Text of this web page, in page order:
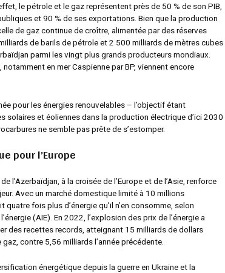
le pétrole et le gaz représentent près de 50 % de son PIB,
et 90 % de ses exportations. Bien que la production
de gaz continue de croître, alimentée par des réserves
de barils de pétrole et 2 500 milliards de mètres cubes
parmi les vingt plus grands producteurs mondiaux.
en mer Caspienne par BP, viennent encore
pour les énergies renouvelables – l’objectif étant
solaires et éoliennes dans la production électrique d’ici 2030
ne semble pas prête de s’estomper.
pour l’Europe
l’Azerbaïdjan, à la croisée de l’Europe et de l’Asie, renforce
Avec un marché domestique limité à 10 millions
quatre fois plus d’énergie qu’il n’en consomme, selon
(AIE). En 2022, l’explosion des prix de l’énergie a
des recettes records, atteignant 15 milliards de dollars
contre 5,56 milliards l’année précédente.
énergétique depuis la guerre en Ukraine et la